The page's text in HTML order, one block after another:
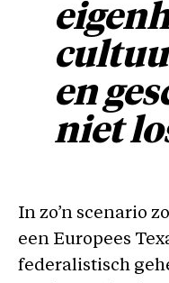
en
niet
In zo’n scenario
een Europees
federalistisch